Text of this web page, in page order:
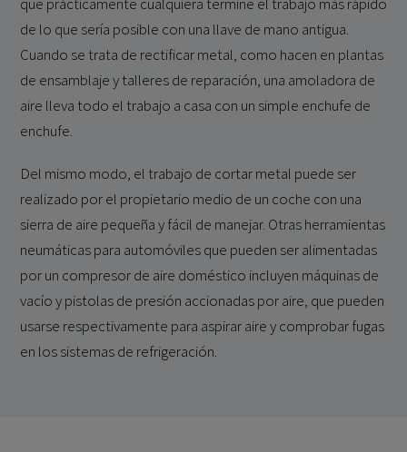
de lo que sería posible con una llave de mano antigua.
Cuando se trata de rectificar metal, como hacen en plantas
de ensamblaje y talleres de reparación, una amoladora de
aire lleva todo el trabajo a casa con un simple enchufe de
enchufe.
Del mismo modo, el trabajo de cortar metal puede ser
realizado por el propietario medio de un coche con una
sierra de aire pequeña y fácil de manejar. Otras herramientas
neumáticas para automóviles que pueden ser alimentadas
por un compresor de aire doméstico incluyen máquinas de
vacío y pistolas de presión accionadas por aire, que pueden
usarse respectivamente para aspirar aire y comprobar fugas
en los sistemas de refrigeración.